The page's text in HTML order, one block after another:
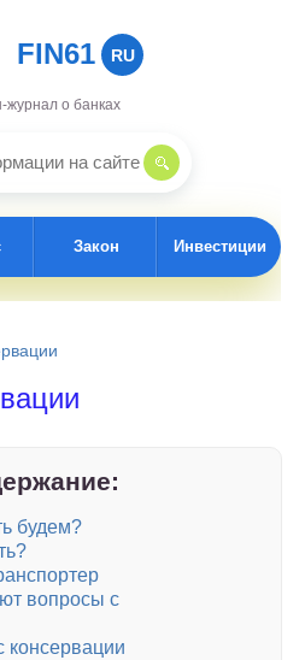
FIN61 RU
журнал о банках
Закон Инвестиции
будем?
вопросы с